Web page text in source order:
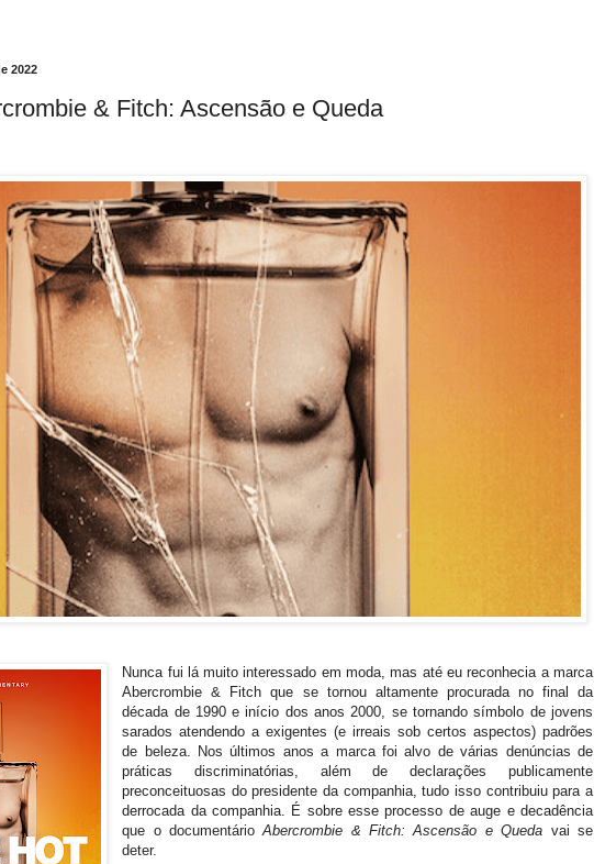
2022
& Fitch: Ascensão e Queda
Nunca fui lá muito interessado em moda, mas até eu reconhecia a marca
Abercrombie & Fitch que se tornou altamente procurada no final da
década de 1990 e início dos anos 2000, se tornando símbolo de jovens
sarados atendendo a exigentes (e irreais sob certos aspectos) padrões
de beleza. Nos últimos anos a marca foi alvo de várias denúncias de
práticas discriminatórias, além de declarações publicamente
preconceituosas do presidente da companhia, tudo isso contribuiu para a
derrocada da companhia. É sobre esse processo de auge e decadência
que o documentárioAbercrombie & Fitch: Ascensão e Queda vai se
deter.